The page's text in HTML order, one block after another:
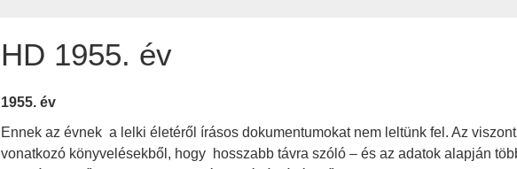
HD 1955. év
1955. év
Ennek az évnek a lelki életéről írásos dokumentumokat nem leltünk fel. Az
vonatkozó könyvelésekből, hogy hosszabb távra szóló – és az adatok alapján